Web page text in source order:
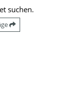
suchen.